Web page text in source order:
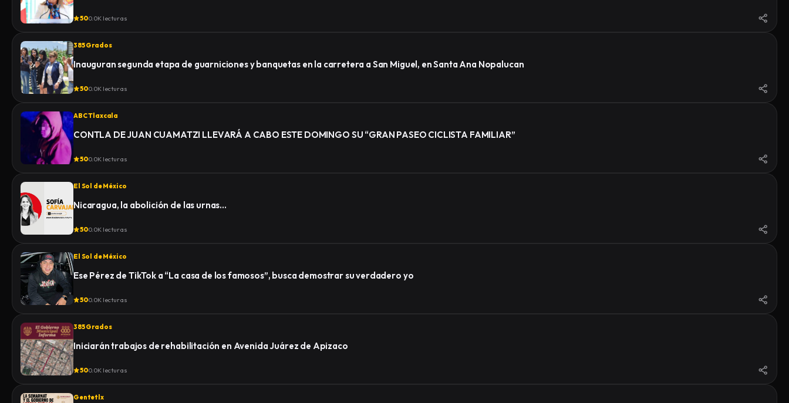
500.0K lecturas
385 Grados
Inauguran segunda etapa de guarniciones y banquetas en la carretera a San Miguel, en Santa Ana Nopalucan
500.0K lecturas
ABC Tlaxcala
CONTLA DE JUAN CUAMATZI LLEVARÁ A CABO ESTE DOMINGO SU “GRAN PASEO CICLISTA FAMILIAR”
500.0K lecturas
El Sol de México
Nicaragua, la abolición de las urnas…
500.0K lecturas
El Sol de México
Ese Pérez de TikTok a “La casa de los famosos”, busca demostrar su verdadero yo
500.0K lecturas
385 Grados
Iniciarán trabajos de rehabilitación en Avenida Juárez de Apizaco
500.0K lecturas
Gentetlx